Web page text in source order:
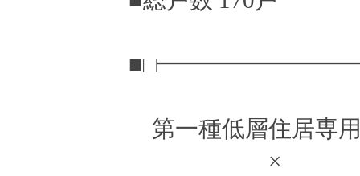
第一種低層住居専
×